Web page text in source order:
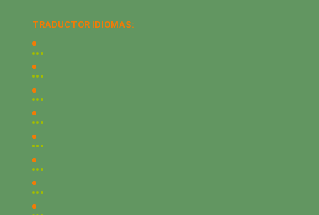
TRADUCTOR IDIOMAS: